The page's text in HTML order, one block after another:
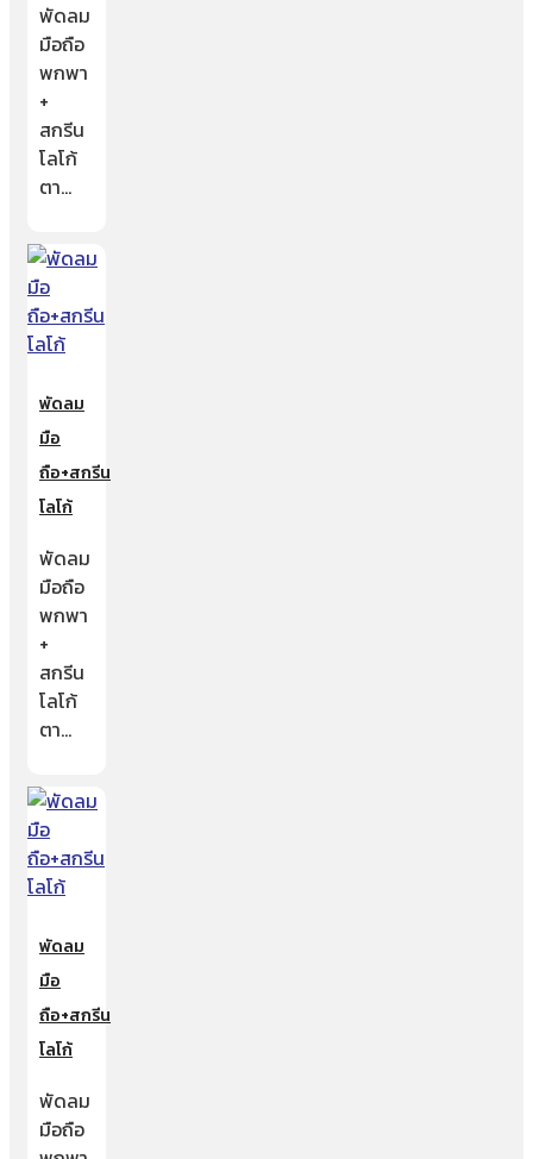
พัดลม
มือถือ
พกพา
+
สกรีน
โลโก้
ตา…
พัดลม
มือ
ถือ+สกรีน
โลโก้
พัดลม
มือถือ
พกพา
+
สกรีน
โลโก้
ตา…
พัดลม
มือ
ถือ+สกรีน
โลโก้
พัดลม
มือถือ